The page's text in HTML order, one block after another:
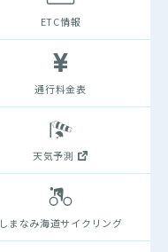
ETC情報
通行料金表
天気予測
しまなみ海道サイクリング